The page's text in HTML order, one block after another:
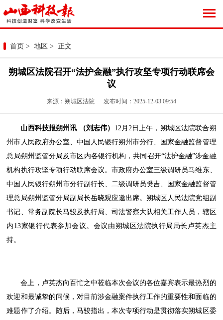
首页 > 地区 > 正文
朔城区法院召开“法护金融”执行攻坚专项行动联席会
议
来源：朔城区法院 发布时间：2025-12-03 09:54
山西科技报朔州讯 （刘志伟） 12月2日上午，朔城区法院联合朔
州市人民政府办公室、中国人民银行朔州市分行、国家金融监督管理
总局朔州监管分局及市区内各银行机构，共同召开“法护金融”涉金融
机构执行攻坚专项行动联席会议。市政府办公室三级调研员马维东、
中国人民银行朔州市分行副行长、二级调研员樊吉、国家金融监督管
理总局朔州监管分局副局长岳晓观应邀出席。朔城区人民法院党组副
书记、常务副院长马骏及执行局、司法警察大队相关工作人员，辖区
内13家银行代表参加会议。会议由朔城区法院执行局局长卢英杰主
持。
会上，卢英杰向百忙之中莅临本次会议的各位嘉宾表示最热烈的
欢迎和最诚挚的问候，对目前涉金融案件执行工作的重要性和面临的
难题作了介绍。随后，马骏指出，本次专项行动是贯彻落实朔城区委